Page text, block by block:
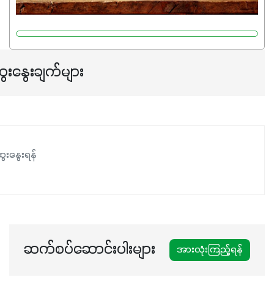
လုပ်ငန်းစဉ်များကိုလည်း အားပေးပါတယ်။ လုံလောက်တဲ့
အရသာ ပိုမိုကောင်းမွန်စေဖို့အတွက် လိုအပ်တဲ့အာဟာရဓာတ်
ဖြစ်ပါတယ်။ ဟူးမစ်အက်စစ်ပါဝင်ပေါင်းစပ်ထားတဲ့အတွက်
နှံစားသီးနှံများ၊ပဲအမျိုးမျိုး၊ဟင်းသီးဟင်းရွက်နဲ့ ဥယျာဉ်ခြံသီးနှံ
အားလုံးမှာ အသုံးပြုနိုင်တယ်ဆိုတော့ တစ်မျိုးတည်းနဲ့ အားလုံး
နွေးချက်များ
နွေးရန်
ဆက်စပ်ဆောင်းပါးများ အားလုံးကြည့်ရန်